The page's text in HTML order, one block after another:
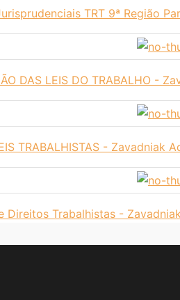
TRT 9ª Região
DAS LEIS DO TRABALHO -
TRABALHISTAS - Zavadniak
Direitos Trabalhistas -